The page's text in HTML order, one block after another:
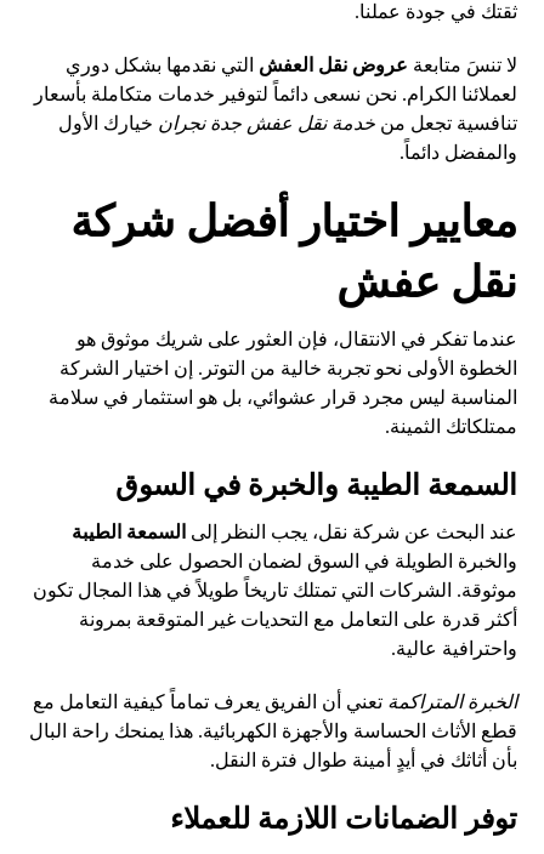
ثقتك في جودة عملنا.
لا تنسَ متابعة عروض نقل العفش التي نقدمها بشكل دوري
لعملائنا الكرام. نحن نسعى دائماً لتوفير خدمات متكاملة بأسعار
تنافسية تجعل منخدمة نقل عفش جدة نجران خيارك الأول
والمفضل دائماً.
معايير اختيار أفضل شركة
نقل عفش
عندما تفكر في الانتقال، فإن العثور على شريك موثوق هو
الخطوة الأولى نحو تجربة خالية من التوتر. إن اختيار الشركة
المناسبة ليس مجرد قرار عشوائي، بل هو استثمار في سلامة
ممتلكاتك الثمينة.
السمعة الطيبة والخبرة في السوق
عند البحث عن شركة نقل، يجب النظر إلى السمعة الطيبة
والخبرة الطويلة في السوق لضمان الحصول على خدمة
موثوقة. الشركات التي تمتلك تاريخاً طويلاً في هذا المجال تكون
أكثر قدرة على التعامل مع التحديات غير المتوقعة بمرونة
واحترافية عالية.
الخبرة المتراكمة تعني أن الفريق يعرف تماماً كيفية التعامل مع
قطع الأثاث الحساسة والأجهزة الكهربائية. هذا يمنحك راحة البال
بأن أثاثك في أيدٍ أمينة طوال فترة النقل.
توفر الضمانات اللازمة للعملاء